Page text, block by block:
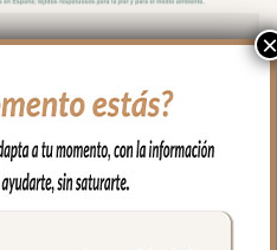
con la
para tu
del
también a
×